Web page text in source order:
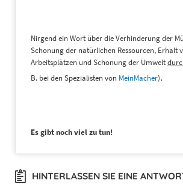
Nirgend ein Wort über die Verhinderung der
Schonung der natürlichen Ressourcen, Erhalt
Arbeitsplätzen und Schonung der Umwelt
B. bei den Spezialisten von MeinMacher).
Es gibt noch viel zu tun!
HINTERLASSEN SIE EINE